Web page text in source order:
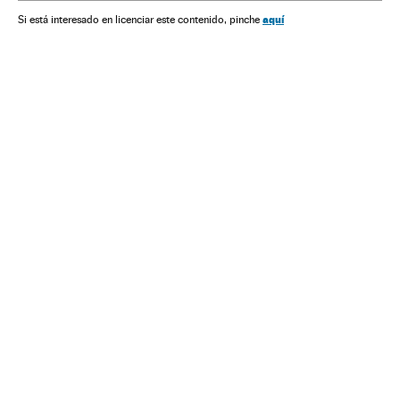
Si está interesado en licenciar este contenido, pinche aquí